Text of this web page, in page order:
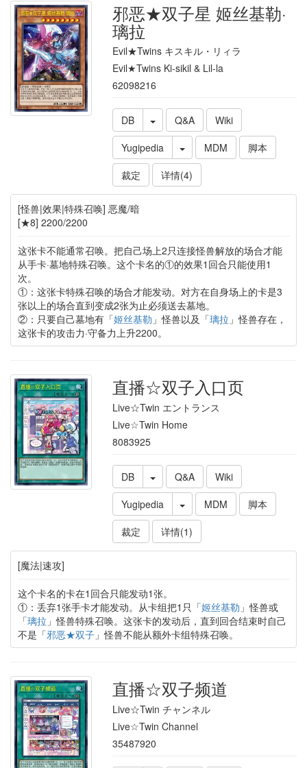
邪恶★双子星 姬丝基勒·
璃拉
Evil★Twins キスキル・リィラ
Evil★Twins Ki-sikil & Lil-la
62098216
DB Q&A
Wiki
Yugipedia
MDM
脚本
裁定
详情(4)
[怪兽|效果|特殊召唤] 恶魔/暗
[★8] 2200/2200
这张卡不能通常召唤。把自己场上2只连接怪兽解放的场合才能
从手卡·墓地特殊召唤。这个卡名的①的效果1回合只能使用1
次。
①：这张卡特殊召唤的场合才能发动。对方在自身场上的卡是3
张以上的场合直到变成2张为止必须送去墓地。
②：只要自己墓地有「姬丝基勒 」怪兽以及「璃拉 」怪兽存在，
这张卡的攻击力·守备力上升2200。
直播☆双子入口页
Live☆Twin エントランス
Live☆Twin Home
8083925
DB Q&A
Wiki
Yugipedia
MDM
脚本
裁定
详情(1)
[魔法|速攻]
这个卡名的卡在1回合只能发动1张。
①：丢弃1张手卡才能发动。从卡组把1只「姬丝基勒 」怪兽或
「璃拉 」怪兽特殊召唤。这张卡的发动后，直到回合结束时自己
不是「邪恶★双子」怪兽不能从额外卡组特殊召唤。
直播☆双子频道
Live☆Twin チャンネル
Live☆Twin Channel
35487920